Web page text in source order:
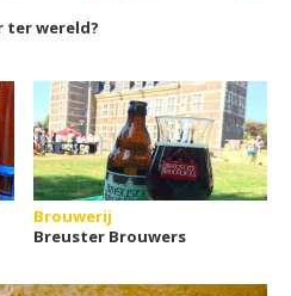
ter wereld?
Brouwerij
Breuster Brouwers